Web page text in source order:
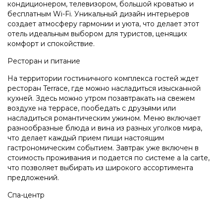
кондиционером, телевизором, большой кроватью и
бесплатным Wi-Fi. Уникальный дизайн интерьеров
создает атмосферу гармонии и уюта, что делает этот
отель идеальным выбором для туристов, ценящих
комфорт и спокойствие.
Ресторан и питание
На территории гостиничного комплекса гостей ждет
ресторан Terrace, где можно насладиться изысканной
кухней. Здесь можно утром позавтракать на свежем
воздухе на террасе, пообедать с друзьями или
насладиться романтическим ужином. Меню включает
разнообразные блюда и вина из разных уголков мира,
что делает каждый прием пищи настоящим
гастрономическим событием. Завтрак уже включен в
стоимость проживания и подается по системе a la carte,
что позволяет выбирать из широкого ассортимента
предложений.
Спа-центр